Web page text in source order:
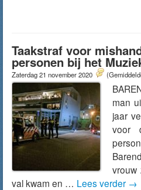
Taakstraf voor
personen bij het
Zaterdag 21 november 2020
man
jaar
voor
vrouw
val kwam en … Lees verder →